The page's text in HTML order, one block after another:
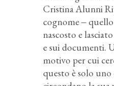
Cristina Alunni
cognome ‒
nascosto e
e sui documenti.
motivo per cui
questo è solo